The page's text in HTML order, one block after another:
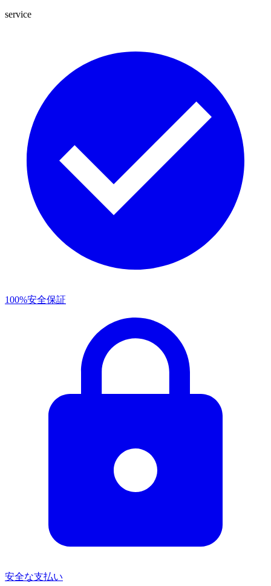
service
100%安全保証
安全な支払い